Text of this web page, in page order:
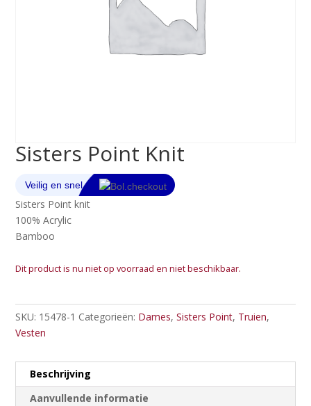
Sisters Point Knit
Sisters Point knit
100% Acrylic
Bamboo
Dit product is nu niet op voorraad en niet beschikbaar.
SKU: 15478-1 Categorieën: Dames,Sisters Point, Truien,
Vesten
Beschrijving
Aanvullende informatie